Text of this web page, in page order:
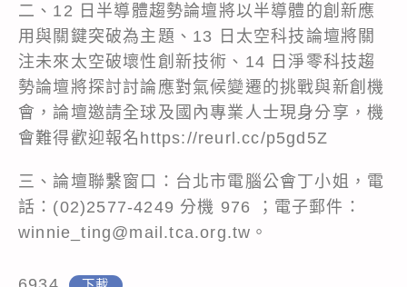
二、12 日半導體趨勢論壇將以半導體的創新應
用與關鍵突破為主題、13 日太空科技論壇將關
注未來太空破壞性創新技術、14 日淨零科技趨
勢論壇將探討討論應對氣候變遷的挑戰與新創機
會，論壇邀請全球及國內專業人士現身分享，機
會難得歡迎報名https://reurl.cc/p5gd5Z
三、論壇聯繫窗口：台北市電腦公會丁小姐，電
話：(02)2577-4249 分機 976 ；電子郵件：
winnie_ting@mail.tca.org.tw。